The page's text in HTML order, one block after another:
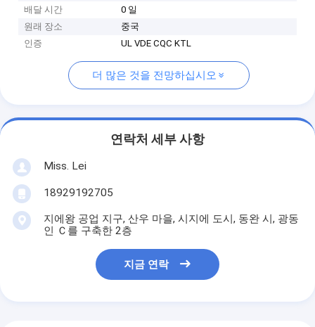
배달 시간
0 일
원래 장소
중국
인증
UL VDE CQC KTL
더 많은 것을 전망하십시오
연락처 세부 사항
Miss. Lei
18929192705
지에왕 공업 지구, 산우 마을, 시지에 도시, 동완 시, 광동
인 Ｃ를 구축한 2층
지금 연락